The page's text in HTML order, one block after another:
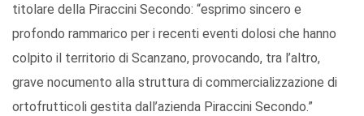
titolare della Piraccini Secondo: “esprimo sincero e
profondo rammarico per i recenti eventi dolosi che hanno
colpito il territorio di Scanzano, provocando, tra l’altro,
grave nocumento alla struttura di commercializzazione di
ortofrutticoli gestita dall’azienda Piraccini Secondo.”